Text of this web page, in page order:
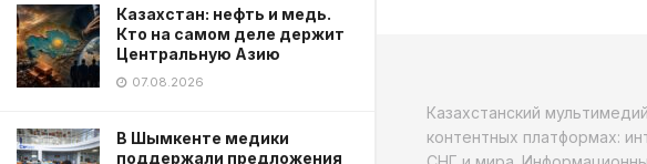
Казахстан: нефть и медь.
Кто на самом деле держит
Центральную Азию
07.08.2026
В Шымкенте медики
поддержали предложения
Казахстанский
контентных платформах: